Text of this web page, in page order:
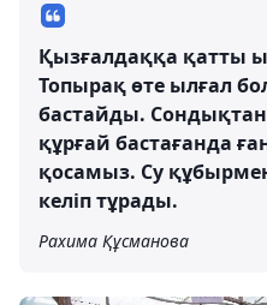
Қызғалдаққа қатты
Топырақ өте ылғал
бастайды. Сондықтан
құрғай бастағанда
қосамыз. Су
келіп тұрады.
Рахима Құсманова